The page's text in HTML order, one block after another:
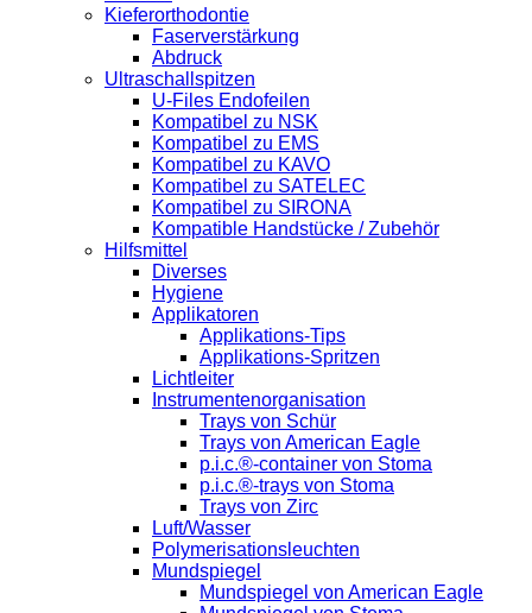
Kieferorthodontie
Faserverstärkung
Abdruck
Ultraschallspitzen
U-Files Endofeilen
Kompatibel zu NSK
Kompatibel zu EMS
Kompatibel zu KAVO
Kompatibel zu SATELEC
Kompatibel zu SIRONA
Kompatible Handstücke / Zubehör
Hilfsmittel
Diverses
Hygiene
Applikatoren
Applikations-Tips
Applikations-Spritzen
Lichtleiter
Instrumentenorganisation
Trays von Schür
Trays von American Eagle
p.i.c.®-container von Stoma
p.i.c.®-trays von Stoma
Trays von Zirc
Luft/Wasser
Polymerisationsleuchten
Mundspiegel
Mundspiegel von American Eagle